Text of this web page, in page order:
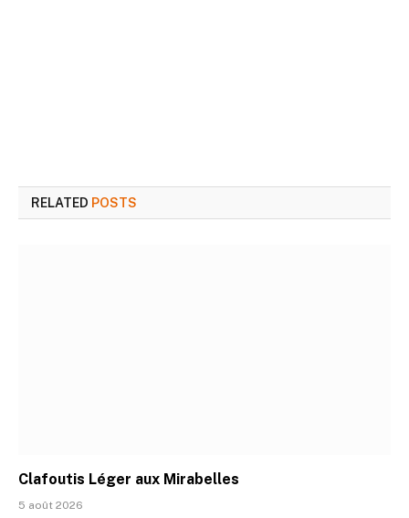
RELATED POSTS
Clafoutis Léger aux Mirabelles
5 août 2026